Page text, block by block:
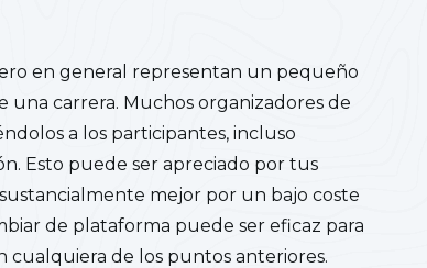
en general representan un pequeño
carrera. Muchos organizadores de
a los participantes, incluso
Esto puede ser apreciado por tus
mejor por un bajo coste
de plataforma puede ser eficaz para
cualquiera de los puntos anteriores.